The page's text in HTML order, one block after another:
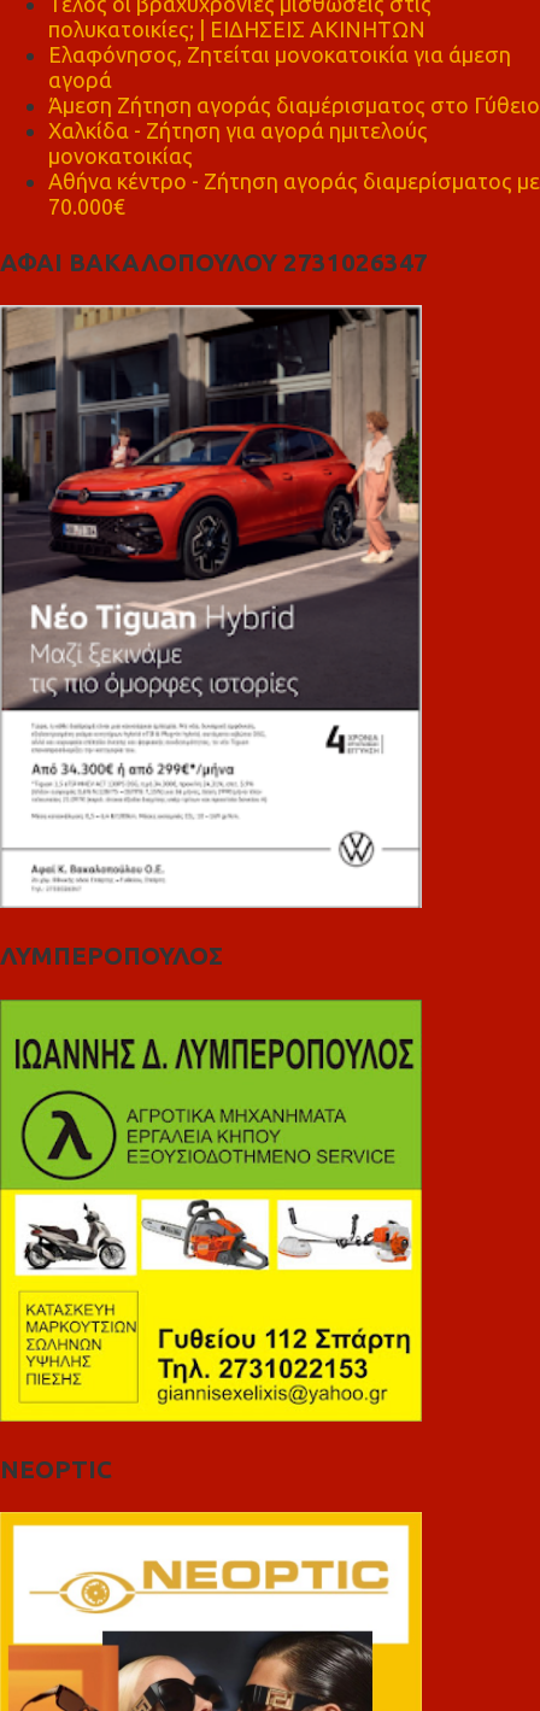
πολυκατοικίες; | ΕΙΔΗΣΕΙΣ ΑΚΙΝΗΤΩΝ
Ελαφόνησος, Ζητείται μονοκατοικία για άμεση
αγορά
Άμεση Ζήτηση αγοράς διαμέρισματος στο Γύθειο
Χαλκίδα - Ζήτηση για αγορά ημιτελούς
μονοκατοικίας
Αθήνα κέντρο - Ζήτηση αγοράς διαμερίσματος με
70.000€
ΑΦΑΙ ΒΑΚΑΛΟΠΟΥΛΟΥ 2731026347
ΛΥΜΠΕΡΟΠΟΥΛΟΣ
NEOPTIC